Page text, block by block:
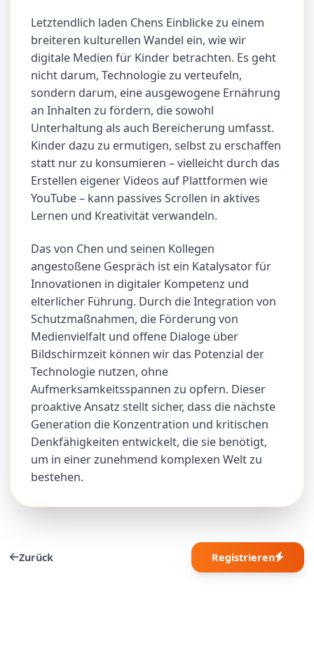
Letztendlich laden Chens Einblicke zu einem
breiteren kulturellen Wandel ein, wie wir
digitale Medien für Kinder betrachten. Es geht
nicht darum, Technologie zu verteufeln,
sondern darum, eine ausgewogene Ernährung
an Inhalten zu fördern, die sowohl
Unterhaltung als auch Bereicherung umfasst.
Kinder dazu zu ermutigen, selbst zu erschaffen
statt nur zu konsumieren – vielleicht durch das
Erstellen eigener Videos auf Plattformen wie
YouTube – kann passives Scrollen in aktives
Lernen und Kreativität verwandeln.
Das von Chen und seinen Kollegen
angestoßene Gespräch ist ein Katalysator für
Innovationen in digitaler Kompetenz und
elterlicher Führung. Durch die Integration von
Schutzmaßnahmen, die Förderung von
Medienvielfalt und offene Dialoge über
Bildschirmzeit können wir das Potenzial der
Technologie nutzen, ohne
Aufmerksamkeitsspannen zu opfern. Dieser
proaktive Ansatz stellt sicher, dass die nächste
Generation die Konzentration und kritischen
Denkfähigkeiten entwickelt, die sie benötigt,
um in einer zunehmend komplexen Welt zu
bestehen.
Zurück Registrieren